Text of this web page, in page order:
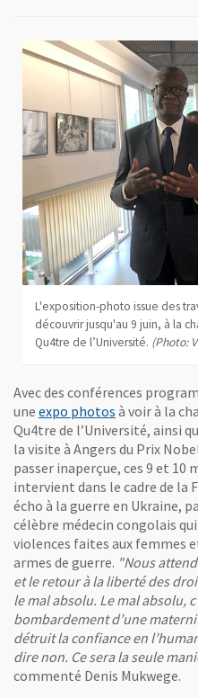
L'exposition-photo issue des
découvrir jusqu'au 9 juin, à la
Qu4tre de l’Université. (Photo:
Avec des conférences
une expo photos à voir à la
Qu4tre de l’Université, ainsi
la visite à Angers du Prix
passer inaperçue, ces 9 et 10
intervient dans le cadre de la
écho à la guerre en Ukraine,
célèbre médecin congolais
violences faites aux femmes
armes de guerre. "Nous
et le retour à la liberté des
le mal absolu. Le mal absolu,
bombardement d’une
détruit la confiance en
dire non. Ce sera la seule
commenté Denis Mukwege.